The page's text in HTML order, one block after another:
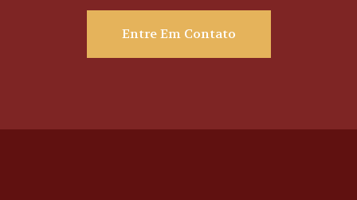
Entre Em Contato